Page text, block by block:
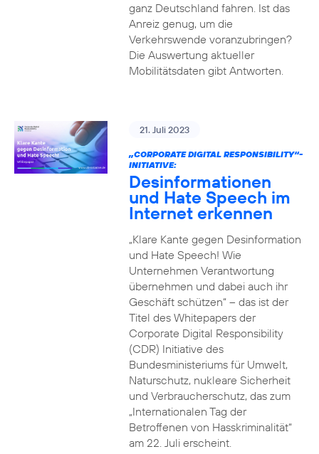
ganz Deutschland fahren. Ist das
Anreiz genug, um die
Verkehrswende voranzubringen?
Die Auswertung aktueller
Mobilitätsdaten gibt Antworten.
21. Juli 2023
„CORPORATE DIGITAL RESPONSIBILITY“-
INITIATIVE:
Desinformationen
und Hate Speech im
Internet erkennen
„Klare Kante gegen Desinformation
und Hate Speech! Wie
Unternehmen Verantwortung
übernehmen und dabei auch ihr
Geschäft schützen“ – das ist der
Titel des Whitepapers der
Corporate Digital Responsibility
(CDR) Initiative des
Bundesministeriums für Umwelt,
Naturschutz, nukleare Sicherheit
und Verbraucherschutz, das zum
„Internationalen Tag der
Betroffenen von Hasskriminalität“
am 22. Juli erscheint.